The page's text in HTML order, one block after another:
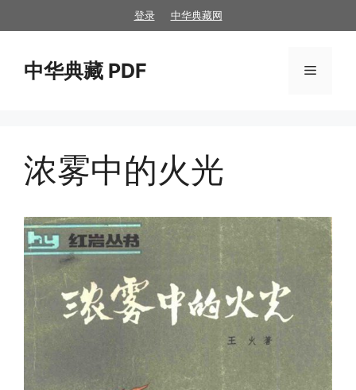
至
登录 中华典藏网
中华典藏 PDF 菜
浓雾中的火光